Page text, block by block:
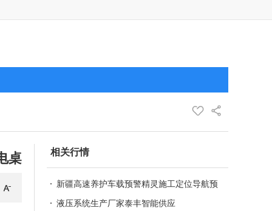
桌 相关行情
新疆高速养护车载预警精灵施工定位导航预
警报价
液压系统生产厂家泰丰智能供应